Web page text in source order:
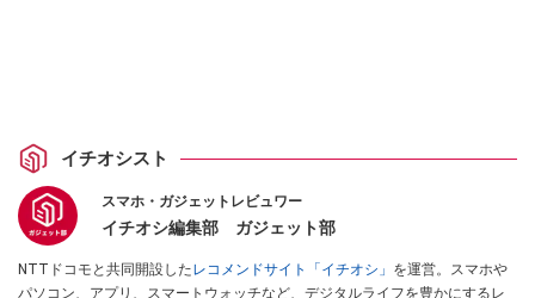
イチオシスト
スマホ・ガジェットレビュワー
イチオシ編集部 ガジェット部
NTTドコモと共同開設したレコメンドサイト「イチオシ」 を運営。スマホや
パソコン、アプリ、スマートウォッチなど、デジタルライフを豊かにするレ